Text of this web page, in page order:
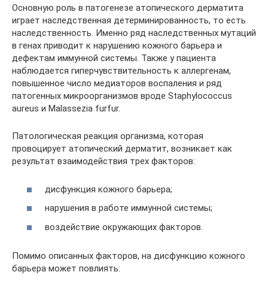
Основную роль в патогенезе атопического дерматита
играет наследственная детерминированность, то есть
наследственность. Именно ряд наследственных мутаций
в генах приводит к нарушению кожного барьера и
дефектам иммунной системы. Также у пациента
наблюдается гиперчувствительность к аллергенам,
повышенное число медиаторов воспаления и ряд
патогенных микроорганизмов вроде Staphylococcus
aureus и Malassezia furfur.
Патологическая реакция организма, которая
провоцирует атопический дерматит, возникает как
результат взаимодействия трех факторов:
дисфункция кожного барьера;
нарушения в работе иммунной системы;
воздействие окружающих факторов.
Помимо описанных факторов, на дисфункцию кожного
барьера может повлиять: